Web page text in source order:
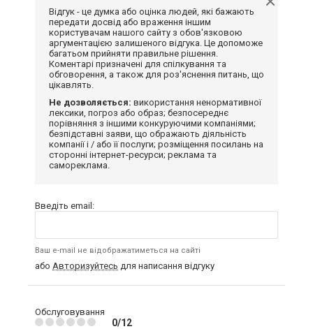
Відгук - це думка або оцінка людей, які бажають
передати досвід або враження іншим
користувачам нашого сайту з обов'язковою
аргументацією залишеного відгука. Це допоможе
багатьом прийняти правильне рішення.
Коментарі призначені для спілкування та
обговорення, а також для роз'яснення питань, що
цікавлять.
Не дозволяється: використання ненормативної
лексики, погроз або образ; безпосереднє
порівняння з іншими конкуруючими компаніями;
безпідставні заяви, що ображають діяльність
компанії і / або її послуги; розміщення посилань на
сторонні інтернет-ресурси; реклама та
самореклама.
Введіть email:
Ваш e-mail не відображатиметься на сайті
або Авторизуйтесь для написання відгуку
Обслуговування
0/12